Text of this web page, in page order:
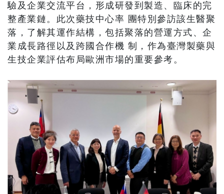
驗及企業交流平台，形成研發到製造、臨床的完
整產業鏈。此次藥技中心率 團特別參訪該生醫聚
落，了解其運作結構，包括聚落的營運方式、企
業成長路徑以及跨國合作機 制，作為臺灣製藥與
生技企業評估布局歐洲市場的重要參考。